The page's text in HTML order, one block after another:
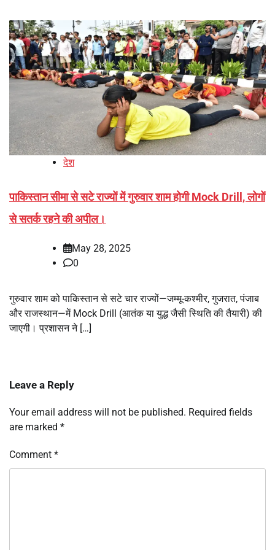
देश
पाकिस्तान सीमा से सटे राज्यों में गुरुवार शाम होगी Mock Drill, लोगों
से सतर्क रहने की अपील।
May 28, 2025
0
गुरुवार शाम को पाकिस्तान से सटे चार राज्यों—जम्मू-कश्मीर, गुजरात, पंजाब
और राजस्थान—में Mock Drill (आतंक या युद्ध जैसी स्थिति की तैयारी) की
जाएगी। प्रशासन ने […]
Leave a Reply
Your email address will not be published. Required fields
are marked *
Comment *